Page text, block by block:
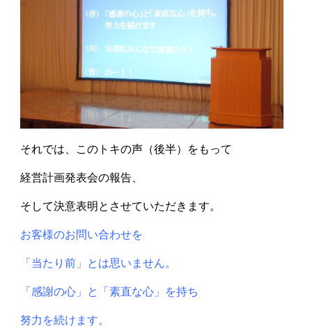
それでは、このトキの声（後半）をもって
経営計画発表会の報告、
そして決意表明とさせていただきます。
お客様のお問い合わせを
「当たり前」とは思いません。
「感謝の心」と「素直な心」を持ち
努力を続けます。